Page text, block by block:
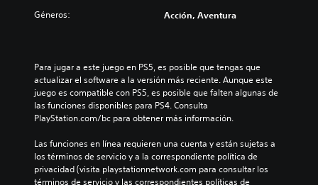
Géneros: Acción, Aventura
Para jugar a este juego en PS5, es posible que tengas que
actualizar el software a la versión más reciente. Aunque este
juego es compatible con PS5, es posible que falten algunas de
las funciones disponibles para PS4. Consulta
PlayStation.com/bc para obtener más información.
Las funciones en línea requieren una cuenta y están sujetas a
los términos de servicio y a la correspondiente política de
privacidad (visita playstationnetwork.com para consultar los
términos de servicio y las correspondientes políticas de